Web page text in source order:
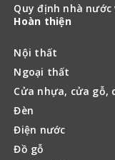
Quy định nhà nước
Hoàn thiện
Nội thất
Ngoại thất
Cửa nhựa, cửa gỗ,
Đèn
Điện nước
Đồ gỗ